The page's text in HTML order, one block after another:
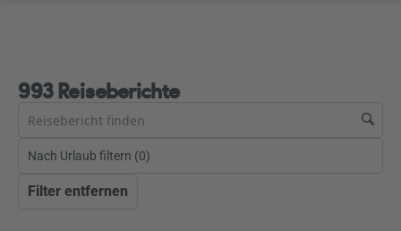
993 Reiseberichte
Nach Urlaub filtern (0)
Filter entfernen